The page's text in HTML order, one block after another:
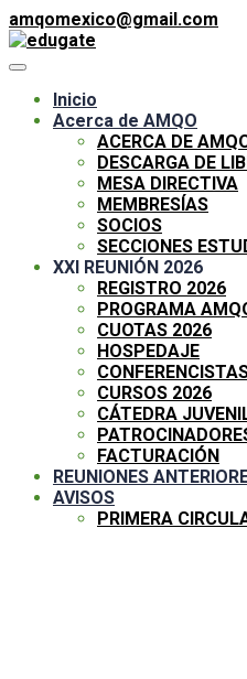
amqomexico@gmail.com
Inicio
Acerca de AMQO
ACERCA DE
DESCARGA DE
MESA DIRECTIVA
MEMBRESÍAS
SOCIOS
SECCIONES
XXI REUNIÓN 2026
REGISTRO 2026
PROGRAMA
CUOTAS 2026
HOSPEDAJE
CURSOS 2026
CÁTEDRA
FACTURACIÓN
REUNIONES
AVISOS
PRIMERA